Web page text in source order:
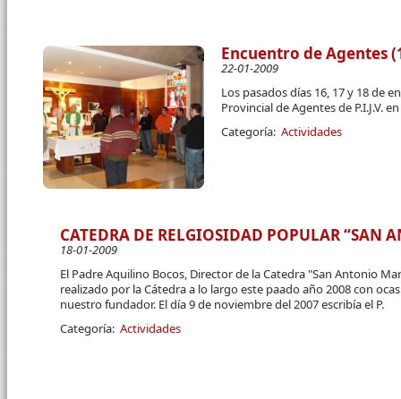
Encuentro de Agentes
22-01-2009
Los pasados días 16, 17 y 18 de
Provincial de Agentes de P.I.J.V.
Categoría: Actividades
CATEDRA DE RELGIOSIDAD POPULAR “SAN
18-01-2009
El Padre Aquilino Bocos, Director de la Catedra "San Antonio
realizado por la Cátedra a lo largo este paado año 2008 con
nuestro fundador. El día 9 de noviembre del 2007 escribía el P.
Categoría: Actividades